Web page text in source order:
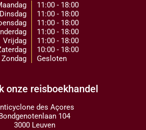
Dinsdag
Vrijdag
Zondag
11:00 - 18:00
11:00 - 18:00
11:00 - 18:00
11:00 - 18:00
11:00 - 18:00
10:00 - 18:00
Gesloten
onze reisboekhandel
des Açores
104
3000 Leuven